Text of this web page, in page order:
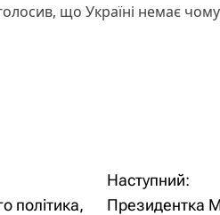
що Україні немає
політика,
Наступний:
Президентка